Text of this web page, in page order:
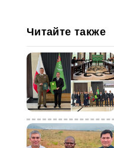
Читайте также